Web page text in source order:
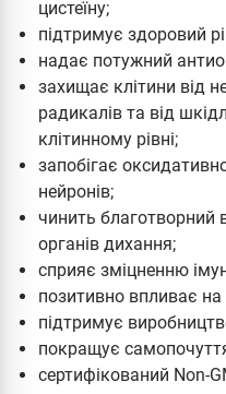
цистеїну;
підтримує здоровий
надає потужний
захищає клітини від
радикалів та від
клітинному рівні;
запобігає
нейронів;
чинить благотворний
органів дихання;
сприяє зміцненню
позитивно впливає на
підтримує
покращує
сертифікований Non-